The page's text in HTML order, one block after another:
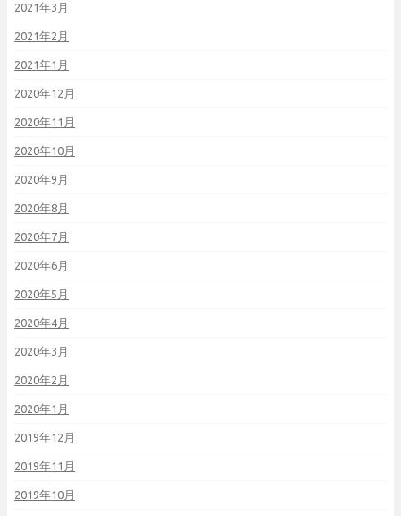
2021年3月
2021年2月
2021年1月
2020年12月
2020年11月
2020年10月
2020年9月
2020年8月
2020年7月
2020年6月
2020年5月
2020年4月
2020年3月
2020年2月
2020年1月
2019年12月
2019年11月
2019年10月